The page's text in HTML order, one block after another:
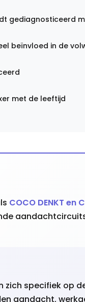
gediagnosticeerd
beïnvloed in de
met de leeftijd
COCO DENKT en
zich specifiek op
aandacht,